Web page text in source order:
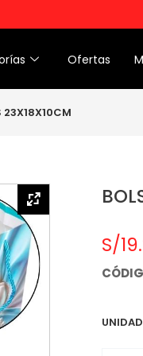
Ofertas
23X18X10CM
S/